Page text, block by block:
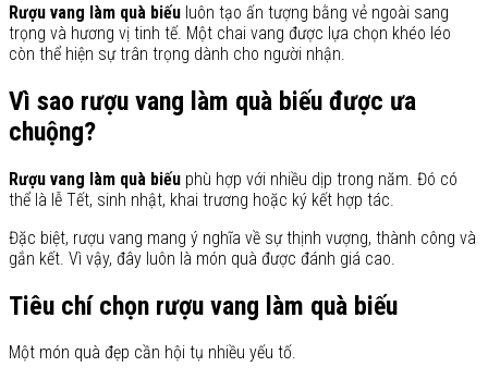
Rượu vang làm quà biếu luôn tạo ấn tượng bằng vẻ ngoài sang
trọng và hương vị tinh tế. Một chai vang được lựa chọn khéo léo
còn thể hiện sự trân trọng dành cho người nhận.
Vì sao rượu vang làm quà biếu được ưa
chuộng?
Rượu vang làm quà biếu phù hợp với nhiều dịp trong năm. Đó có
thể là lễ Tết, sinh nhật, khai trương hoặc ký kết hợp tác.
Đặc biệt, rượu vang mang ý nghĩa về sự thịnh vượng, thành công và
gắn kết. Vì vậy, đây luôn là món quà được đánh giá cao.
Tiêu chí chọn rượu vang làm quà biếu
Một món quà đẹp cần hội tụ nhiều yếu tố.